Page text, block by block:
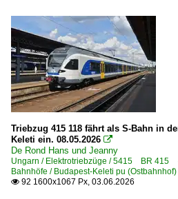
Triebzug 415 118 fährt als S-Bahn in
Keleti ein. 08.05.2026 
De Rond Hans und Jeanny
Ungarn / Elektrotriebzüge / 5415 BR 415
Bahnhöfe / Budapest-Keleti pu (Ostbahnhof)
 92 1600x1067 Px, 03.06.2026